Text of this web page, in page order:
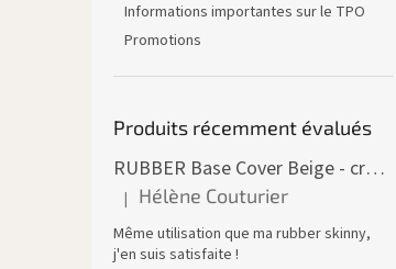
Informations importantes sur le TPO
Promotions
Produits récemment évalués
RUBBER Base Cover Beige - creuset 30 ml
L'évaluation du produit est de 5 sur 5 étoiles.
| Hélène Couturier
Même utilisation que ma rubber skinny,
j'en suis satisfaite !